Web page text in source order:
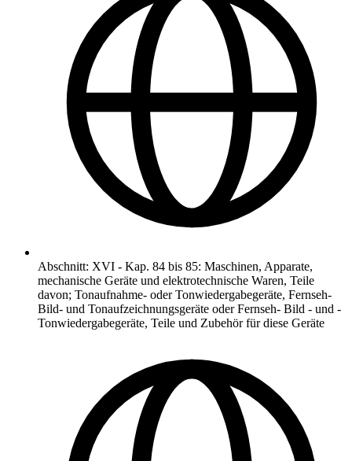
Abschnitt: XVI - Kap. 84 bis 85: Maschinen, Apparate,
mechanische Geräte und elektrotechnische Waren, Teile
davon; Tonaufnahme- oder Tonwiedergabegeräte, Fernseh-
Bild- und Tonaufzeichnungsgeräte oder Fernseh- Bild - und -
Tonwiedergabegeräte, Teile und Zubehör für diese Geräte